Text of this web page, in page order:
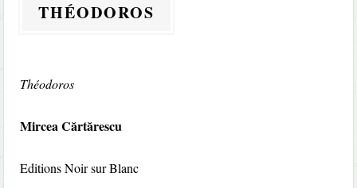
THÉODOROS
Théodoros
Mircea Cărtărescu
Editions Noir sur Blanc